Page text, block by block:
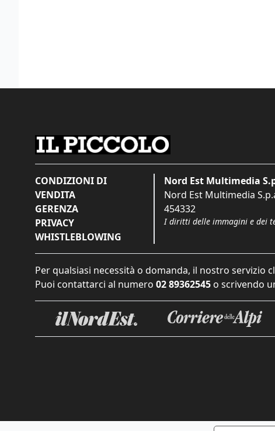
CONDIZIONI DI
VENDITA
GERENZA
PRIVACY
WHISTLEBLOWING
Nord Est Multimedia
Nord Est Multimedia
454332
I diritti delle immagini e dei
Per qualsiasi necessità o domanda, il nostro servizio
Puoi contattarci al numero 02 89362545 o scrivendo